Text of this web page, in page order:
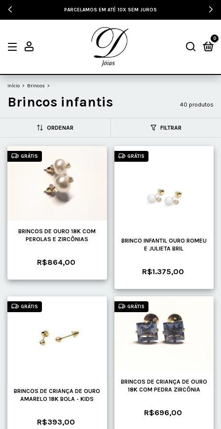
10% DE DESCONTO NO PAGAMENTO À VISTA
0
Início > Brincos >
Brincos infantis 40 produtos
ORDENAR FILTRAR
GRÁTIS
BRINCOS DE OURO 18K COM
PEROLAS E ZIRCÔNIAS
R$864,00
GRÁTIS
BRINCO INFANTIL OURO ROMEU
E JULIETA BRIL
R$1.375,00
GRÁTIS
BRINCOS DE CRIANÇA DE OURO
AMARELO 18K BOLA - KIDS
R$393,00
GRÁTIS
BRINCOS DE CRIANÇA DE OURO
18K COM PEDRA ZIRCÔNIA
R$696,00